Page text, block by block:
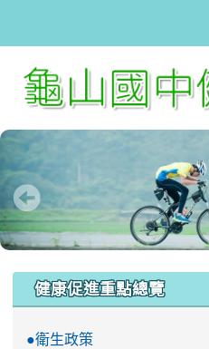
健康促進重點總覽
●衛生政策